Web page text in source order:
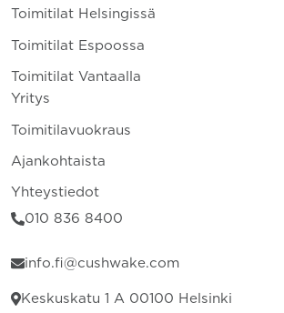
Toimitilat Helsingissä
Toimitilat Espoossa
Toimitilat Vantaalla
Yritys
Toimitilavuokraus
Ajankohtaista
Yhteystiedot
010 836 8400
info.fi@cushwake.com
Keskuskatu 1 A 00100 Helsinki